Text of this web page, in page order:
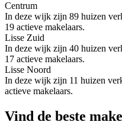
Centrum
In deze wijk zijn 89 huizen
19 actieve makelaars.
Lisse Zuid
In deze wijk zijn 40 huizen
17 actieve makelaars.
Lisse Noord
In deze wijk zijn 11 huizen
actieve makelaars.
Vind de beste